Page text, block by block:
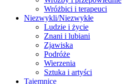
Wróżbici i terapeuci
Niezwykli/Niezwykłe
Ludzie i życie
Znani i lubiani
Zjawiska
Podróże
Wierzenia
Sztuka i artyści
Tajemnice